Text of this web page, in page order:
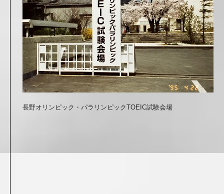
長野オリンピック・パラリンピックTOEIC試験会場